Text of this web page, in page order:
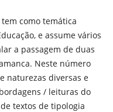
como temática
e assume vários
a passagem de duas
Neste número
naturezas diversas e
/ leituras do
textos de tipologia